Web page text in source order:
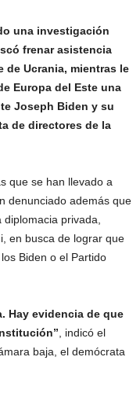
una investigación
frenar asistencia
de Ucrania, mientras le
Europa del Este una
Joseph Biden y su
de directores de la
que se han llevado a
denunciado además que
privada,
en busca de lograr que
Biden o el Partido
Hay evidencia de que
, indicó el
baja, el demócrata